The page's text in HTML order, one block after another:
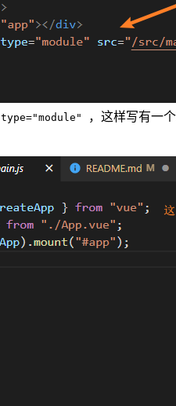
type="module" ，这样写有一